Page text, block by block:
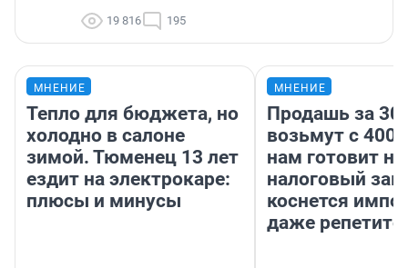
19 816 195
МНЕНИЕ
Тепло для бюджета, но
холодно в салоне
зимой. Тюменец 13 лет
ездит на электрокаре:
плюсы и минусы
МНЕНИЕ
Продашь за
возьмут с
нам готовит
налоговый
коснется
даже